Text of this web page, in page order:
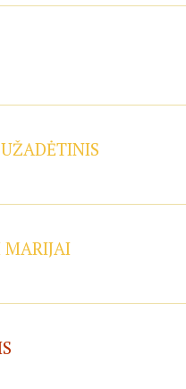
MARIJAI